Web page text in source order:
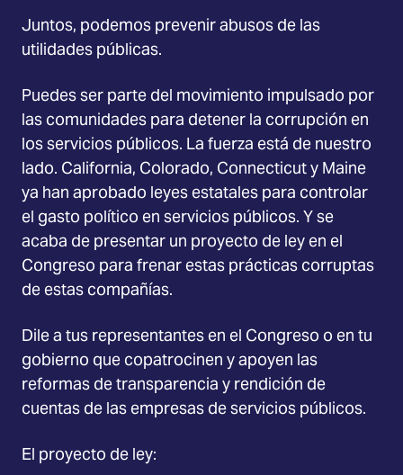
Juntos, podemos prevenir abusos de las
utilidades públicas.
Puedes ser parte del movimiento impulsado por
las comunidades para detener la corrupción en
los servicios públicos. La fuerza está de nuestro
lado. California, Colorado, Connecticut y Maine
ya han aprobado leyes estatales para controlar
el gasto político en servicios públicos. Y se
acaba de presentar un proyecto de ley en el
Congreso para frenar estas prácticas corruptas
de estas compañías.
Dile a tus representantes en el Congreso o en tu
gobierno que copatrocinen y apoyen las
reformas de transparencia y rendición de
cuentas de las empresas de servicios públicos.
El proyecto de ley: